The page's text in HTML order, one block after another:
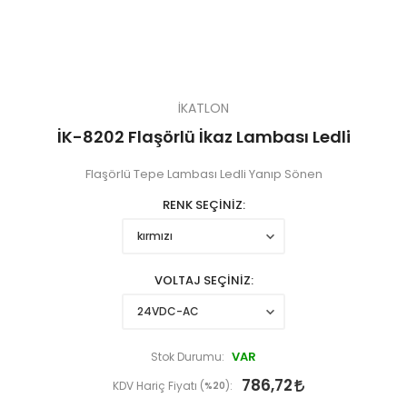
İKATLON
İK-8202 Flaşörlü İkaz Lambası Ledli
Flaşörlü Tepe Lambası Ledli Yanıp Sönen
RENK SEÇİNİZ
VOLTAJ SEÇİNİZ
Stok Durumu: VAR
KDV Hariç Fiyatı (%20 ): 786,72